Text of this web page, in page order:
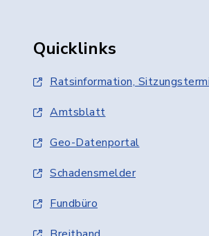
Quicklinks
Ratsinformation,
Amtsblatt
Geo-Datenportal
Schadensmelder
Fundbüro